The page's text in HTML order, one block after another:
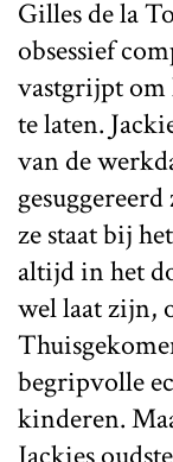
Gilles de la
obsessief
vastgrijpt om
te laten.
van de
ze staat bij
altijd in het
wel laat zijn,
begripvolle
kinderen.